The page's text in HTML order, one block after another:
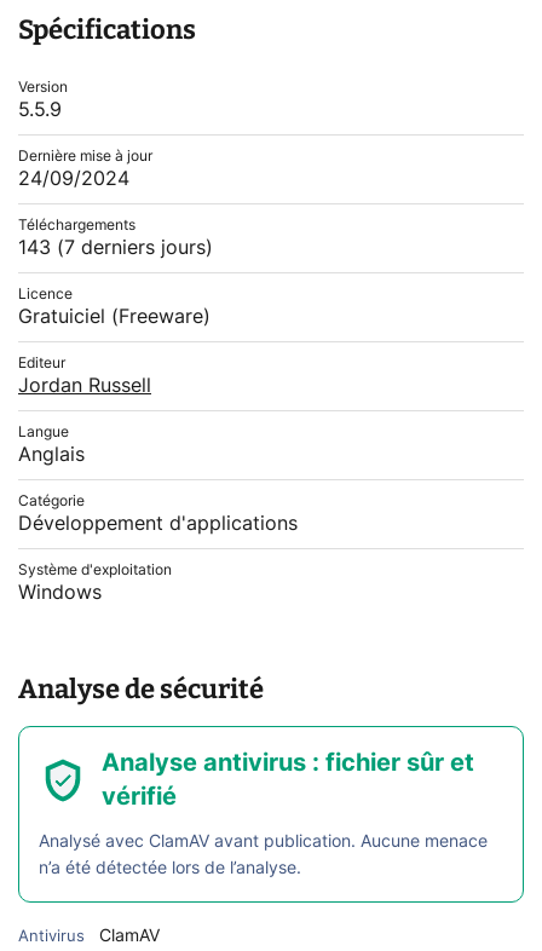
Spécifications
Version
5.5.9
Dernière mise à jour
24/09/2024
Téléchargements
143 (7 derniers jours)
Licence
Gratuiciel (Freeware)
Editeur
Jordan Russell
Langue
Anglais
Catégorie
Développement d'applications
Système d'exploitation
Windows
Analyse de sécurité
Analyse antivirus : fichier sûr et
vérifié
Analysé avec ClamAV avant publication. Aucune menace
n’a été détectée lors de l’analyse.
Antivirus ClamAV